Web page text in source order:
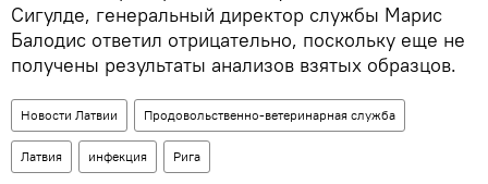
Сигулде, генеральный директор службы Марис
Балодис ответил отрицательно, поскольку еще не
получены результаты анализов взятых образцов.
Новости Латвии Продовольственно-ветеринарная служба
Латвия инфекция Рига